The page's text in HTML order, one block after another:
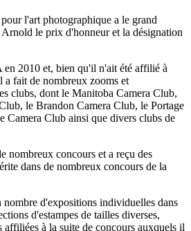
l'art photographique a le grand
le prix d'honneur et la désignation
2010 et, bien qu'il n'ait été affilié à
fait de nombreux zooms et
clubs, dont le Manitoba Camera Club,
le Brandon Camera Club, le Portage
Camera Club ainsi que divers clubs de
nombreux concours et a reçu des
dans de nombreux concours de la
nombre d'expositions individuelles dans
d'estampes de tailles diverses,
affiliées à la suite de concours auxquels il